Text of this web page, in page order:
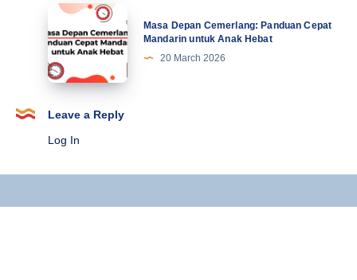
Rahasia
dari
Jejak
Sejarahnya
Masa
Depan
Cemerlang:
Panduan
Cepat
Mandarin
Masa Depan Cemerlang: Panduan Cepat
Mandarin untuk Anak Hebat
20 March 2026
Leave a Reply
Log In